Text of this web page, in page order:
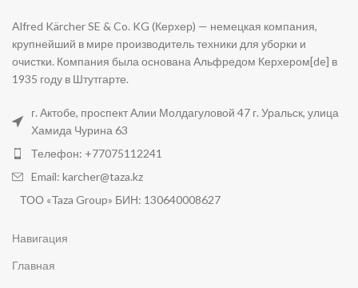
Alfred Kärcher SE & Co. KG (Керхер) — немецкая компания,
крупнейший в мире производитель техники для уборки и
очистки. Компания была основана Альфредом Керхером[de] в
1935 году в Штутгарте.
г. Актобе, проспект Алии Молдагуловой 47 г. Уральск, улица
Хамида Чурина 63
Телефон: +77075112241
Email: karcher@taza.kz
ТОО «Taza Group» БИН: 130640008627
Навигация
Главная